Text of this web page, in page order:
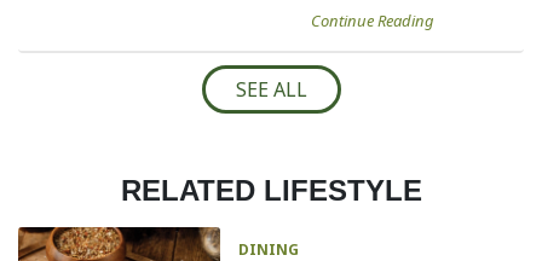
Continue Reading
SEE ALL
RELATED LIFESTYLE
DINING